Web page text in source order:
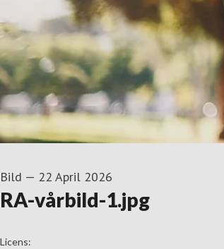
Bild — 22 April 2026
RA-vårbild-1.jpg
go to media item
Licens: